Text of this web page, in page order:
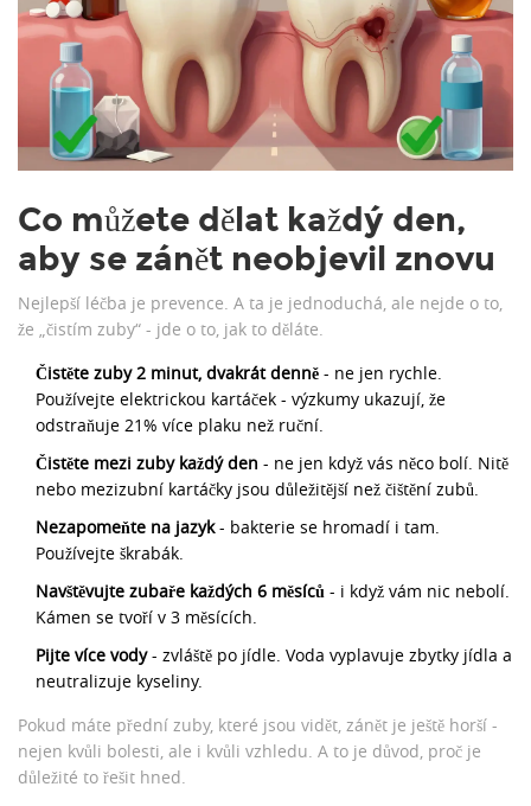
Co můžete dělat každý den,
aby se zánět neobjevil znovu
Nejlepší léčba je prevence. A ta je jednoduchá, ale nejde o to,
že „čistím zuby“ - jde o to, jak to děláte.
Čistěte zuby 2 minut, dvakrát denně - ne jen rychle.
Používejte elektrickou kartáček - výzkumy ukazují, že
odstraňuje 21% více plaku než ruční.
Čistěte mezi zuby každý den - ne jen když vás něco bolí. Nitě
nebo mezizubní kartáčky jsou důležitější než čištění zubů.
Nezapomeňte na jazyk- bakterie se hromadí i tam.
Používejte škrabák.
Navštěvujte zubaře každých 6 měsíců - i když vám nic nebolí.
Kámen se tvoří v 3 měsících.
Pijte více vody- zvláště po jídle. Voda vyplavuje zbytky jídla a
neutralizuje kyseliny.
Pokud máte přední zuby, které jsou vidět, zánět je ještě horší -
nejen kvůli bolesti, ale i kvůli vzhledu. A to je důvod, proč je
důležité to řešit hned.